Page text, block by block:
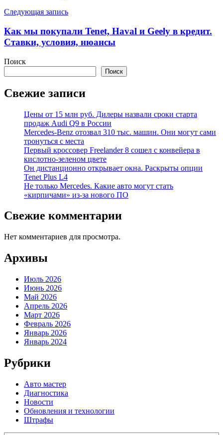
Следующая запись
Как мы покупали Tenet, Haval и Geely в кредит.
Ставки, условия, нюансы
Поиск
Поиск
Свежие записи
Цены от 15 млн руб. Дилеры назвали сроки старта
продаж Audi Q9 в России
Mercedes-Benz отозвал 310 тыс. машин. Они могут сами
тронуться с места
Первый кроссовер Freelander 8 сошел с конвейера в
кислотно-зеленом цвете
Он дистанционно открывает окна. Раскрыты опции
Tenet Plus L4
Не только Mercedes. Какие авто могут стать
«кирпичами» из-за нового ПО
Свежие комментарии
Нет комментариев для просмотра.
Архивы
Июль 2026
Июнь 2026
Май 2026
Апрель 2026
Март 2026
Февраль 2026
Январь 2026
Январь 2024
Рубрики
Авто мастер
Диагностика
Новости
Обновления и технологии
Штрафы